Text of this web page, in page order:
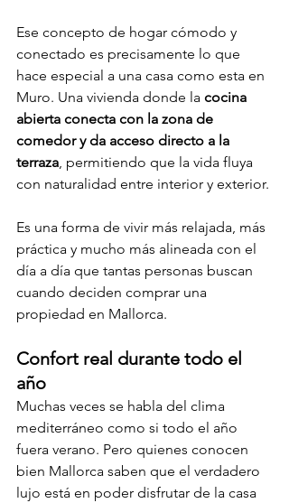
Ese concepto de hogar cómodo y
conectado es precisamente lo que
hace especial a una casa como esta en
Muro. Una vivienda donde la cocina
abierta conecta con la zona de
comedor y da acceso directo a la
terraza, permitiendo que la vida fluya
con naturalidad entre interior y exterior.
Es una forma de vivir más relajada, más
práctica y mucho más alineada con el
día a día que tantas personas buscan
cuando deciden comprar una
propiedad en Mallorca.
Confort real durante todo el
año
Muchas veces se habla del clima
mediterráneo como si todo el año
fuera verano. Pero quienes conocen
bien Mallorca saben que el verdadero
lujo está en poder disfrutar de la casa